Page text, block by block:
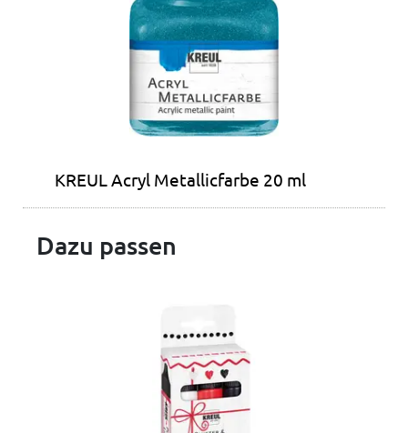
KREUL Acryl Metallicfarbe 20 ml
Dazu passen